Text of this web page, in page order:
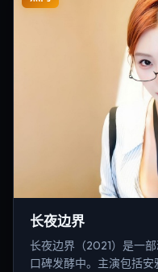
长夜边界
长夜边界（2021）是一
口碑发酵中。主演包括安